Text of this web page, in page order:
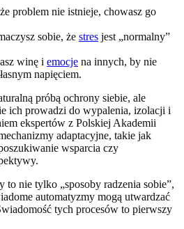
problem nie istnieje, chowasz go
sobie, że stres jest „normalny”
winę i emocje na innych, by nie
napięciem.
próbą ochrony siebie, ale
ich prowadzi do wypalenia, izolacji i
ekspertów z Polskiej Akademii
adaptacyjne, takie jak
wsparcia czy
to nie tylko „sposoby radzenia sobie”,
automatyzmy mogą utwardzać
tych procesów to pierwszy